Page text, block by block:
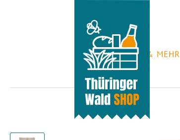
GENUSS & MEHR